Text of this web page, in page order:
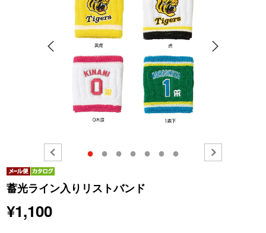
● ● ● ● ● ● ●
蓄光ライン入りリストバンド
¥1,100